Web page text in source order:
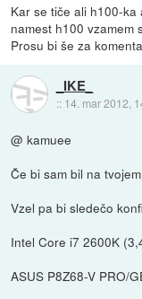
Kar se tiče ali h100-
namest h100 vzamem
Prosu bi še za
_IKE_
:: 14. mar 2012,
@ kamuee
Če bi sam bil na
Vzel pa bi sledečo
Intel Core i7 2600K
ASUS P8Z68-V PRO/